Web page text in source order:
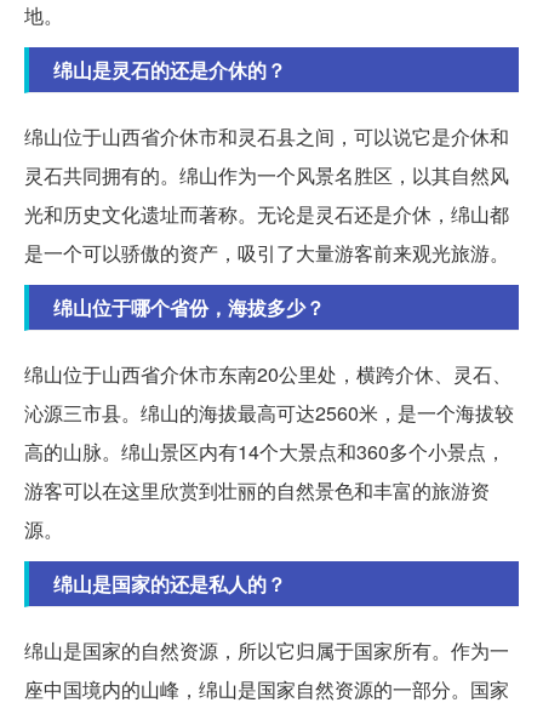
地。
绵山是灵石的还是介休的？
绵山位于山西省介休市和灵石县之间，可以说它是介休和
灵石共同拥有的。绵山作为一个风景名胜区，以其自然风
光和历史文化遗址而著称。无论是灵石还是介休，绵山都
是一个可以骄傲的资产，吸引了大量游客前来观光旅游。
绵山位于哪个省份，海拔多少？
绵山位于山西省介休市东南20公里处，横跨介休、灵石、
沁源三市县。绵山的海拔最高可达2560米，是一个海拔较
高的山脉。绵山景区内有14个大景点和360多个小景点，
游客可以在这里欣赏到壮丽的自然景色和丰富的旅游资
源。
绵山是国家的还是私人的？
绵山是国家的自然资源，所以它归属于国家所有。作为一
座中国境内的山峰，绵山是国家自然资源的一部分。国家